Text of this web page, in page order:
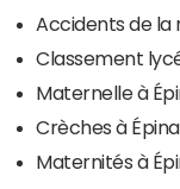
Accidents de la
Classement
Maternelle à
Crèches à
Maternités à